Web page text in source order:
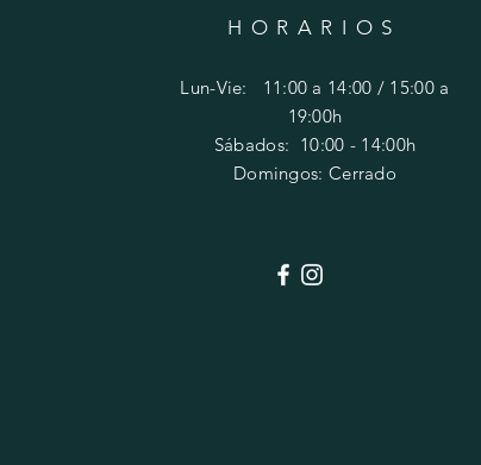
HORARIOS
Lun-Vie: 11:00 a 14:00 / 15:00 a
19:00h
​​Sábados: 10:00 - 14:00h
Domingos: Cerrado